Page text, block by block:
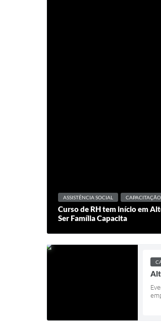
ASSISTÊNCIA SOCIAL CAPACITAÇÃO
Curso de RH tem início em
Ser Família Capacita